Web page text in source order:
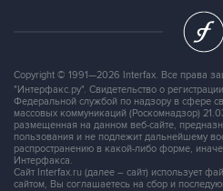
Copyright © 1991—2026 Interfax. Все права
"Интерфакс.ру". Свидетельство о
Федеральной службой по надзору в сфере
массовых коммуникаций (Роскомнадзор)
размещенная на данном веб-сайте,
пользования и не подлежит дальнейшему
распространению в какой-либо форме,
Интерфакса.
Сайт Interfax.ru (далее – сайт) использует
сайтом, Вы соглашаетесь на сбор и